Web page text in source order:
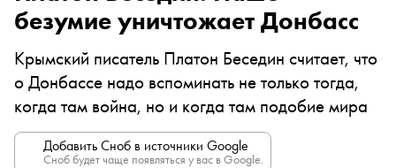
безумие уничтожает Донбасс
Крымский писатель Платон Беседин считает, что
о Донбассе надо вспоминать не только тогда,
когда там война, но и когда там подобие мира
Добавить Сноб в источники Google
Сноб будет чаще появляться у вас в Google.